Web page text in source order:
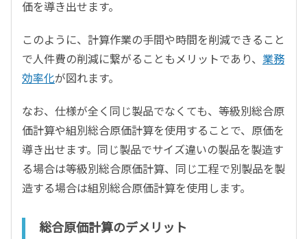
価を導き出せます。
このように、計算作業の手間や時間を削減できること
で人件費の削減に繋がることもメリットであり、 業務
効率化が図れます。
なお、仕様が全く同じ製品でなくても、等級別総合原
価計算や組別総合原価計算を使用することで、原価を
導き出せます。同じ製品でサイズ違いの製品を製造す
る場合は等級別総合原価計算、同じ工程で別製品を製
造する場合は組別総合原価計算を使用します。
総合原価計算のデメリット